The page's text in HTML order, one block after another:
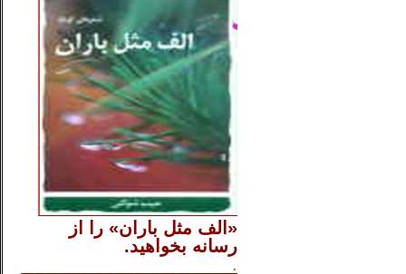
«الف مثل باران» را از
رسانه بخواهید.
.